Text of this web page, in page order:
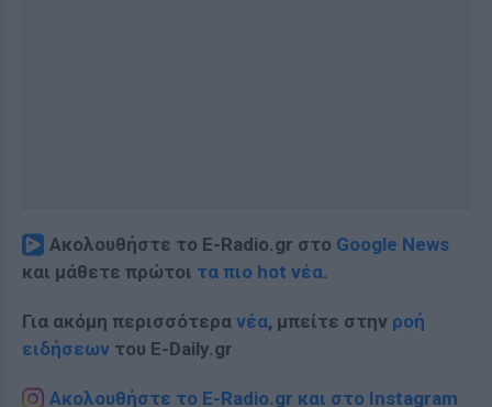
Ακολουθήστε το E-Radio.gr στο Google News
και μάθετε πρώτοι τα πιο hot νέα.
Για ακόμη περισσότερα νέα, μπείτε στην ροή
ειδήσεων του E-Daily.gr
Ακολουθήστε το E-Radio.gr και στο Instagram